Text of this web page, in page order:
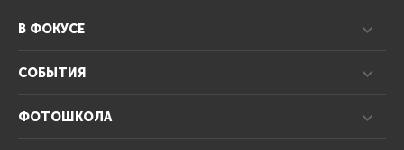
В ФОКУСЕ
СОБЫТИЯ
ФОТОШКОЛА